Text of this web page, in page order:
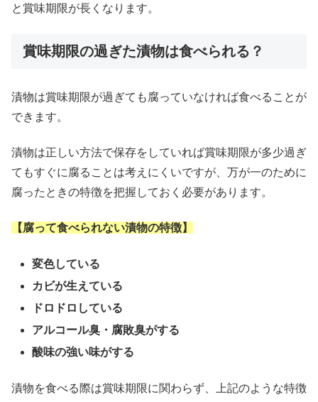
と賞味期限が長くなります。
賞味期限の過ぎた漬物は食べられる？
漬物は賞味期限が過ぎても腐っていなければ食べることが
できます。
漬物は正しい方法で保存をしていれば賞味期限が多少過ぎ
てもすぐに腐ることは考えにくいですが、万が一のために
腐ったときの特徴を把握しておく必要があります。
【腐って食べられない漬物の特徴】
変色している
カビが生えている
ドロドロしている
アルコール臭・腐敗臭がする
酸味の強い味がする
漬物を食べる際は賞味期限に関わらず、上記のような特徴